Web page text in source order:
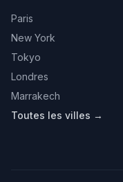
Paris
New York
Tokyo
Londres
Marrakech
Toutes les villes →